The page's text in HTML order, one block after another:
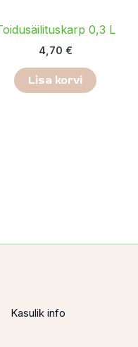
0,3 L
4,70 €
Lisa korvi
Kasulik info